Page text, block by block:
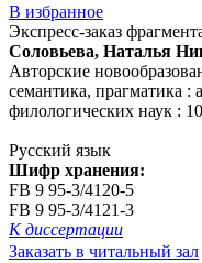
В избранное
Экспресс-заказ
Соловьева, Наталья
Авторские
семантика, прагматика :
филологических наук :
Русский язык
Шифр хранения:
FB 9 95-3/4120-5
FB 9 95-3/4121-3
К диссертации
Заказать в читальный зал